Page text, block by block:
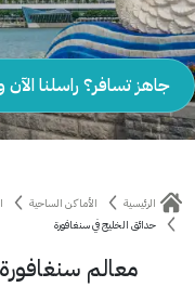
جاهز تسافر؟ راسلنا
الرئيسية الأماكن الساحية
حدائق الخليج في سنغافورة
معالم